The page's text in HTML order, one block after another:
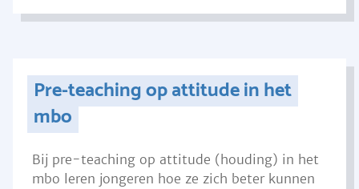
Pre-teaching op attitude in het
mbo
Bij pre-teaching op attitude (houding) in het
mbo leren jongeren hoe ze zich beter kunnen